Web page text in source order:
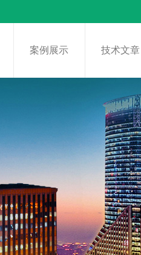
案例展示 技术文章